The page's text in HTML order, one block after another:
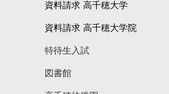
資料請求 高千穂大学
資料請求 高千穂大学院
特待生入試
図書館